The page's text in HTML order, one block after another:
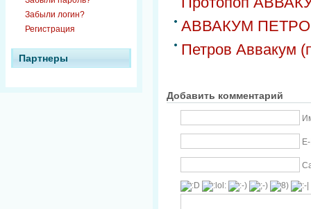
Забыли логин?
Регистрация
Партнеры
АВВАКУМ
Петров Аввакум
Добавить комментарий